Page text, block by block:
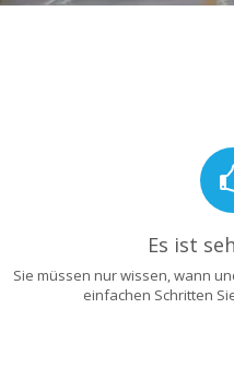
Es ist
Sie müssen nur wissen, wann
einfachen Schritten